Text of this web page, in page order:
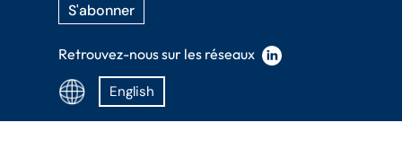
S'abonner
Retrouvez-nous sur les réseaux
English